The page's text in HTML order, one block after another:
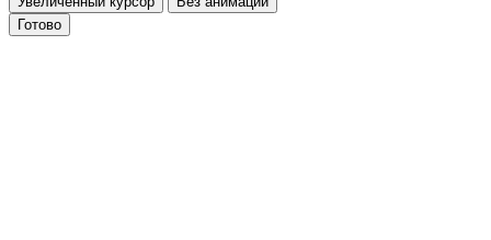
По умолчанию С засечками Без засечек
Межбуквенный интервал